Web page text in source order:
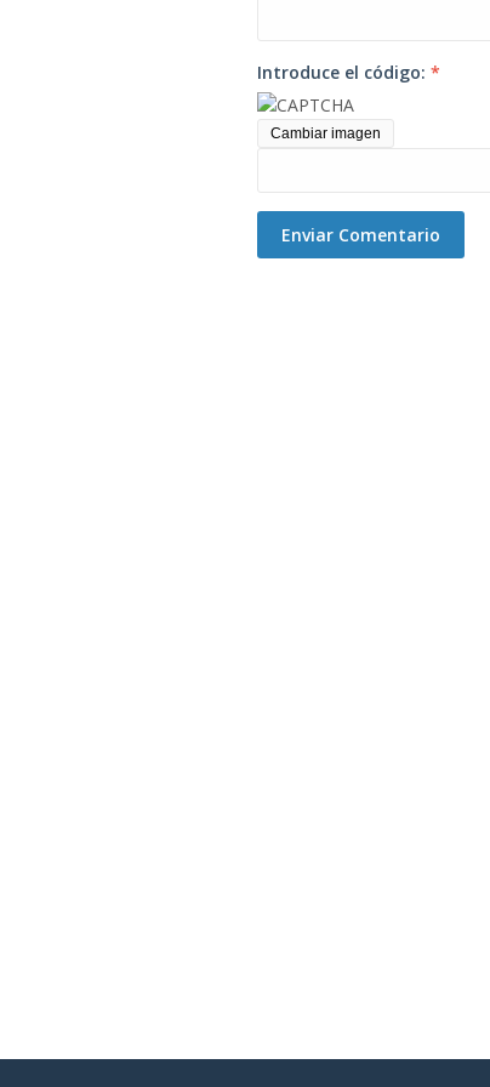
Introduce el código: *
Cambiar imagen
Enviar Comentario